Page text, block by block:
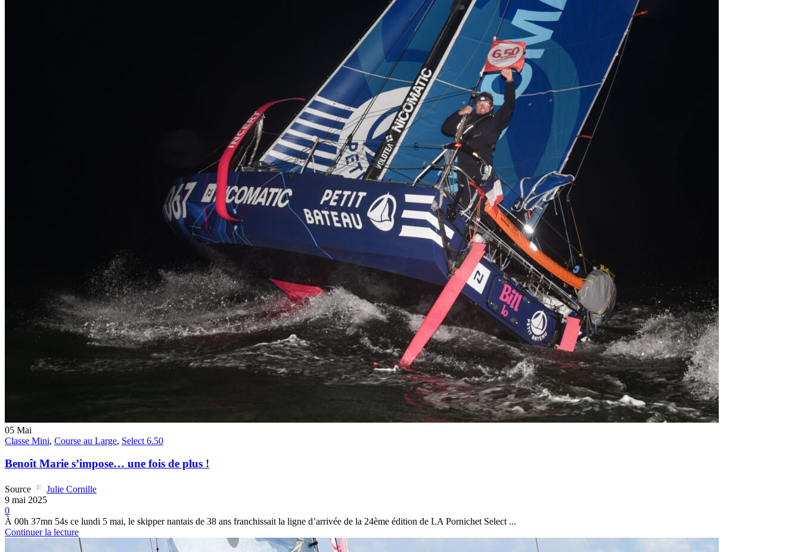
Transat Café l'Or
13 février 2025
22Jan
Classe Ultim 32/23,Records,Trophée Jules Verne
Gitana 17 devient Actual Ultim 4
Gitana Team
05 Mai
Classe Mini, Course au Large, Select 6.50
Benoît Marie s’impose… une fois de plus !
Source
Julie Cornille
9 mai 2025
0
À 00h 37mn 54s ce lundi 5 mai, le skipper nantais de 38 ans franchissait la ligne d’arrivée de la 24ème édition de LA Pornichet Select ...
Continuer la lecture